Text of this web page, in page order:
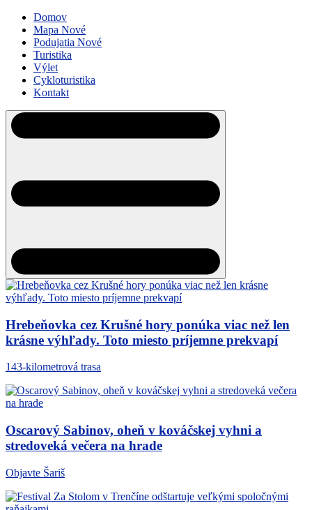
Domov
Mapa Nové
Podujatia Nové
Turistika
Výlet
Cykloturistika
Kontakt
Hrebeňovka cez Krušné hory ponúka viac než len
krásne výhľady. Toto miesto príjemne prekvapí
143-kilometrová trasa
Oscarový Sabinov, oheň v kováčskej vyhni a
stredoveká večera na hrade
Objavte Šariš